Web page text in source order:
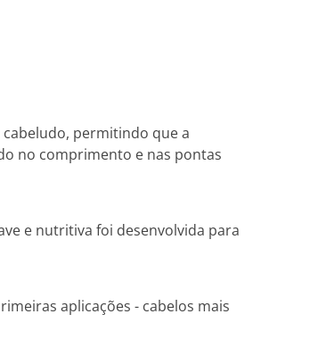
permitindo que a
no comprimento e nas pontas
e nutritiva foi desenvolvida para
aplicações - cabelos mais